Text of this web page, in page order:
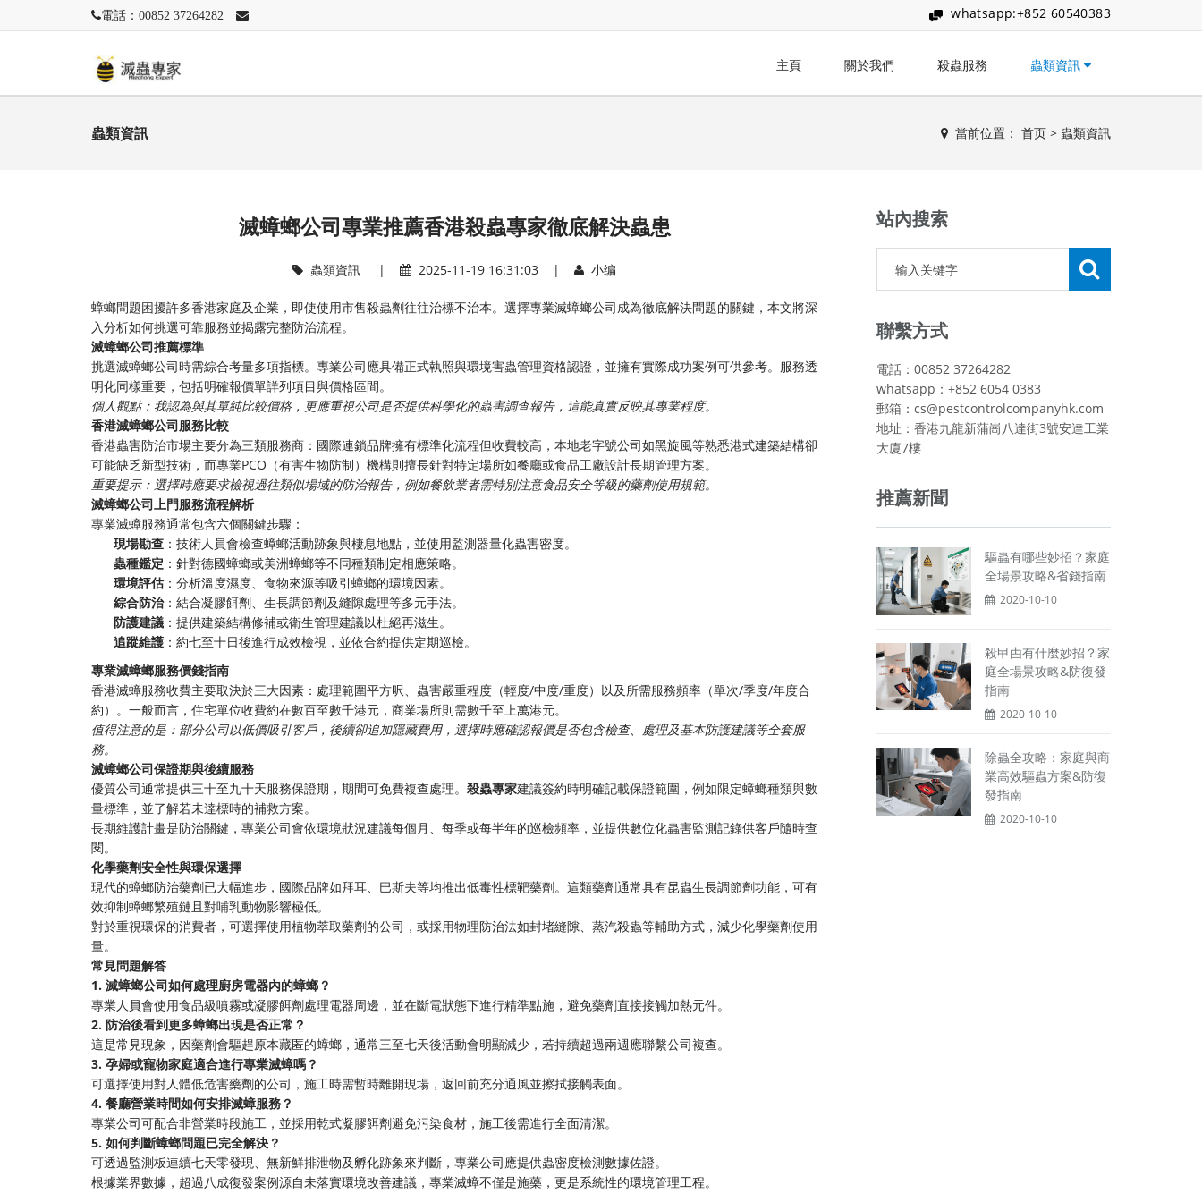
電話：00852 37264282 whatsapp:+852 60540383
主頁 關於我們 殺蟲服務 蟲類資訊
蟲類資訊 當前位置： 首页 > 蟲類資訊
滅蟑螂公司專業推薦香港殺蟲專家徹底解決蟲患
蟲類資訊 | 2025-11-19 16:31:03 | 小编
蟑螂問題困擾許多香港家庭及企業，即使使用市售殺蟲劑往往治標不治本。選擇專業滅蟑螂公司成為徹底解決問題的關鍵，本文將深
入分析如何挑選可靠服務並揭露完整防治流程。
滅蟑螂公司推薦標準
挑選滅蟑螂公司時需綜合考量多項指標。專業公司應具備正式執照與環境害蟲管理資格認證，並擁有實際成功案例可供參考。服務透
明化同樣重要，包括明確報價單詳列項目與價格區間。
個人觀點：我認為與其單純比較價格，更應重視公司是否提供科學化的蟲害調查報告，這能真實反映其專業程度。
香港滅蟑螂公司服務比較
香港蟲害防治市場主要分為三類服務商：國際連鎖品牌擁有標準化流程但收費較高，本地老字號公司如黑旋風等熟悉港式建築結構卻
可能缺乏新型技術，而專業PCO（有害生物防制）機構則擅長針對特定場所如餐廳或食品工廠設計長期管理方案。
重要提示：選擇時應要求檢視過往類似場域的防治報告，例如餐飲業者需特別注意食品安全等級的藥劑使用規範。
滅蟑螂公司上門服務流程解析
專業滅蟑服務通常包含六個關鍵步驟：
現場勘查 ：技術人員會檢查蟑螂活動跡象與棲息地點，並使用監測器量化蟲害密度。
蟲種鑑定 ：針對德國蟑螂或美洲蟑螂等不同種類制定相應策略。
環境評估 ：分析溫度濕度、食物來源等吸引蟑螂的環境因素。
綜合防治：結合凝膠餌劑、生長調節劑及縫隙處理等多元手法。
防護建議 ：提供建築結構修補或衛生管理建議以杜絕再滋生。
追蹤維護 ：約七至十日後進行成效檢視，並依合約提供定期巡檢。
專業滅蟑螂服務價錢指南
香港滅蟑服務收費主要取決於三大因素：處理範圍平方呎、蟲害嚴重程度（輕度/中度/重度）以及所需服務頻率（單次/季度/年度合
約）。一般而言，住宅單位收費約在數百至數千港元，商業場所則需數千至上萬港元。
值得注意的是：部分公司以低價吸引客戶，後續卻追加隱藏費用，選擇時應確認報價是否包含檢查、處理及基本防護建議等全套服
務。
滅蟑螂公司保證期與後續服務
優質公司通常提供三十至九十天服務保證期，期間可免費複查處理。 殺蟲專家建議簽約時明確記載保證範圍，例如限定蟑螂種類與數
量標準，並了解若未達標時的補救方案。
長期維護計畫是防治關鍵，專業公司會依環境狀況建議每個月、每季或每半年的巡檢頻率，並提供數位化蟲害監測記錄供客戶隨時查
閱。
化學藥劑安全性與環保選擇
現代的蟑螂防治藥劑已大幅進步，國際品牌如拜耳、巴斯夫等均推出低毒性標靶藥劑。這類藥劑通常具有昆蟲生長調節劑功能，可有
效抑制蟑螂繁殖鏈且對哺乳動物影響極低。
對於重視環保的消費者，可選擇使用植物萃取藥劑的公司，或採用物理防治法如封堵縫隙、蒸汽殺蟲等輔助方式，減少化學藥劑使用
量。
常見問題解答
1. 滅蟑螂公司如何處理廚房電器內的蟑螂？
專業人員會使用食品級噴霧或凝膠餌劑處理電器周邊，並在斷電狀態下進行精準點施，避免藥劑直接接觸加熱元件。
2. 防治後看到更多蟑螂出現是否正常？
這是常見現象，因藥劑會驅趕原本藏匿的蟑螂，通常三至七天後活動會明顯減少，若持續超過兩週應聯繫公司複查。
3. 孕婦或寵物家庭適合進行專業滅蟑嗎？
可選擇使用對人體低危害藥劑的公司，施工時需暫時離開現場，返回前充分通風並擦拭接觸表面。
4. 餐廳營業時間如何安排滅蟑服務？
專業公司可配合非營業時段施工，並採用乾式凝膠餌劑避免污染食材，施工後需進行全面清潔。
5. 如何判斷蟑螂問題已完全解決？
可透過監測板連續七天零發現、無新鮮排泄物及孵化跡象來判斷，專業公司應提供蟲密度檢測數據佐證。
根據業界數據，超過八成復發案例源自未落實環境改善建議，專業滅蟑不僅是施藥，更是系統性的環境管理工程。
站內搜索
聯繫方式
電話：00852 37264282
whatsapp：+852 6054 0383
郵箱：cs@pestcontrolcompanyhk.com
地址：香港九龍新蒲崗八達街3號安達工業
大廈7樓
推薦新聞
驅蟲有哪些妙招？家庭
全場景攻略&省錢指南
2020-10-10
殺曱甴有什麼妙招？家
庭全場景攻略&防復發
指南
2020-10-10
除蟲全攻略：家庭與商
業高效驅蟲方案&防復
發指南
2020-10-10